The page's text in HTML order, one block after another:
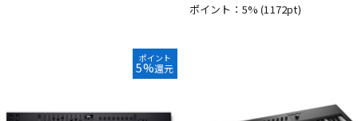
ポイント：5%(1172pt)
ポイント
5%還元